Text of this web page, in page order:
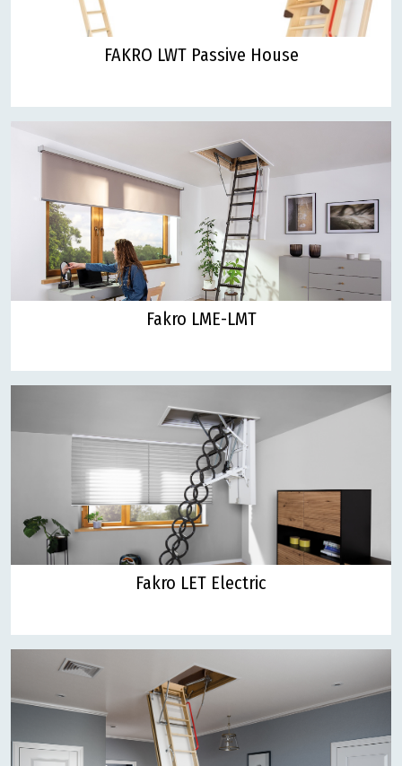
FAKRO LWT Passive House
Fakro LME-LMT
Fakro LET Electric